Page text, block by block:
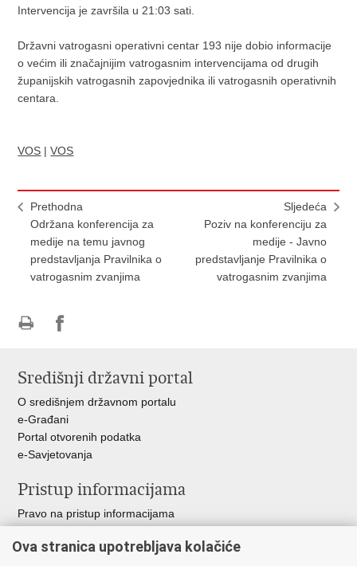
Intervencija je završila u 21:03 sati.
Državni vatrogasni operativni centar 193 nije dobio informacije
o većim ili značajnijim vatrogasnim intervencijama od drugih
županijskih vatrogasnih zapovjednika ili vatrogasnih operativnih
centara.
VOS |VOS
Prethodna
Održana konferencija za
medije na temu javnog
predstavljanja Pravilnika o
vatrogasnim zvanjima
Sljedeća
Poziv na konferenciju za
medije - Javno
predstavljanje Pravilnika o
vatrogasnim zvanjima
Facebooku
Središnji državni portal
O središnjem državnom portalu
e-Građani
Portal otvorenih podatka
e-Savjetovanja
Pristup informacijama
Pravo na pristup informacijama
Pozivi za žurnu pomoć
Ova stranica upotrebljava kolačiće